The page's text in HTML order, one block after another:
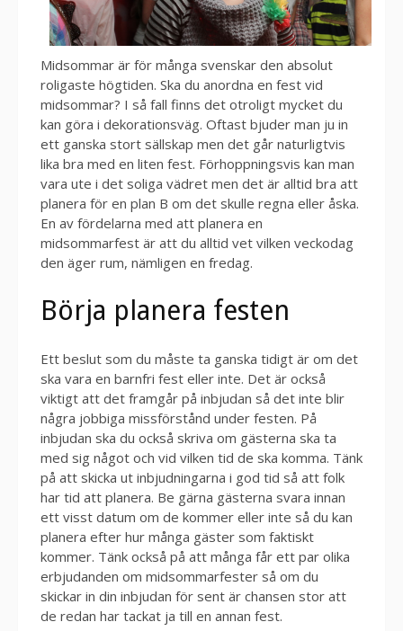
Midsommar är för många svenskar den absolut
roligaste högtiden. Ska du anordna en fest vid
midsommar? I så fall finns det otroligt mycket du
kan göra i dekorationsväg. Oftast bjuder man ju in
ett ganska stort sällskap men det går naturligtvis
lika bra med en liten fest. Förhoppningsvis kan man
vara ute i det soliga vädret men det är alltid bra att
planera för en plan B om det skulle regna eller åska.
En av fördelarna med att planera en
midsommarfest är att du alltid vet vilken veckodag
den äger rum, nämligen en fredag.
Börja planera festen
Ett beslut som du måste ta ganska tidigt är om det
ska vara en barnfri fest eller inte. Det är också
viktigt att det framgår på inbjudan så det inte blir
några jobbiga missförstånd under festen. På
inbjudan ska du också skriva om gästerna ska ta
med sig något och vid vilken tid de ska komma. Tänk
på att skicka ut inbjudningarna i god tid så att folk
har tid att planera. Be gärna gästerna svara innan
ett visst datum om de kommer eller inte så du kan
planera efter hur många gäster som faktiskt
kommer. Tänk också på att många får ett par olika
erbjudanden om midsommarfester så om du
skickar in din inbjudan för sent är chansen stor att
de redan har tackat ja till en annan fest.